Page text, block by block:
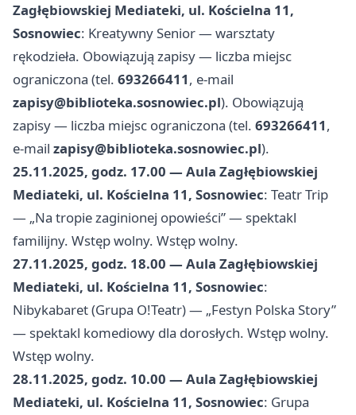
Zagłębiowskiej Mediateki, ul. Kościelna 11,
Sosnowiec: Kreatywny Senior — warsztaty
rękodzieła. Obowiązują zapisy — liczba miejsc
ograniczona (tel. 693266411, e-mail
zapisy@biblioteka.sosnowiec.pl). Obowiązują
zapisy — liczba miejsc ograniczona (tel. 693266411,
e-mail zapisy@biblioteka.sosnowiec.pl).
25.11.2025, godz. 17.00 — Aula Zagłębiowskiej
Mediateki, ul. Kościelna 11, Sosnowiec: Teatr Trip
— „Na tropie zaginionej opowieści” — spektakl
familijny. Wstęp wolny. Wstęp wolny.
27.11.2025, godz. 18.00 — Aula Zagłębiowskiej
Mediateki, ul. Kościelna 11, Sosnowiec:
Nibykabaret (Grupa O!Teatr) — „Festyn Polska Story”
— spektakl komediowy dla dorosłych. Wstęp wolny.
Wstęp wolny.
28.11.2025, godz. 10.00 — Aula Zagłębiowskiej
Mediateki, ul. Kościelna 11, Sosnowiec: Grupa